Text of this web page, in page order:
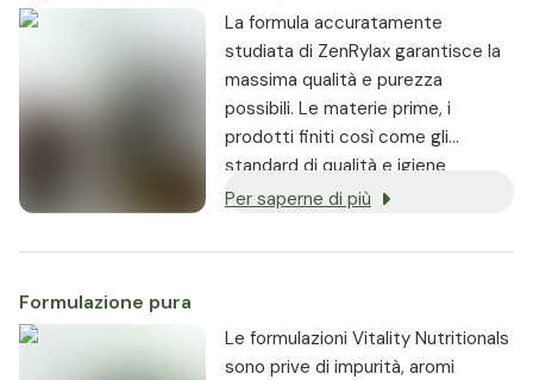
La formula accuratamente
studiata di ZenRylax garantisce la
massima qualità e purezza
possibili. Le materie prime, i
prodotti finiti così come gli
standard di qualità e igiene
dell’intero processo produttivo
costante.
Per saperne di più
Formulazione pura
Le formulazioni Vitality Nutritionals
sono prive di impurità, aromi